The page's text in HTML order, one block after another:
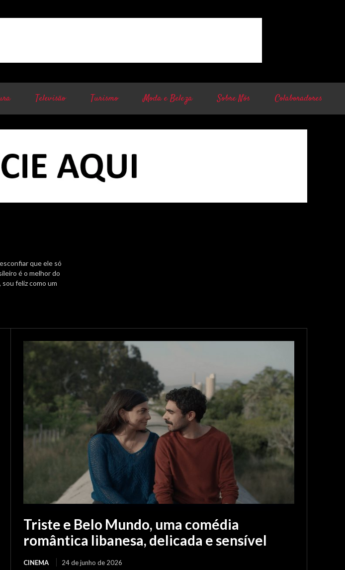
Televisão Turismo Moda e Beleza Sobre Nós Colaboradores
que ele só
é o melhor do
feliz como um
Triste e Belo Mundo, uma comédia
romântica libanesa, delicada e sensível
CINEMA 24 de junho de 2026